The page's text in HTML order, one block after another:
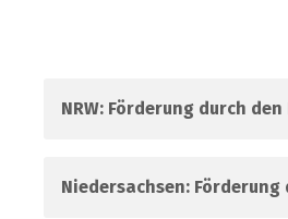
NRW: Förderung durch
Niedersachsen: Förderung